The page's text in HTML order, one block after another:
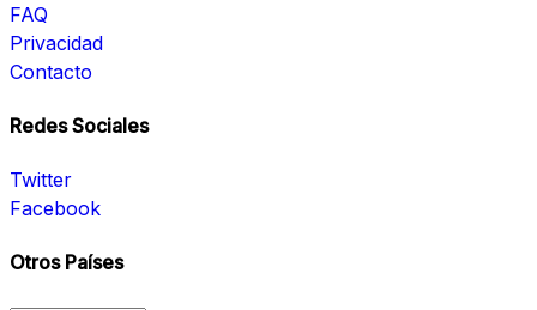
FAQ
Privacidad
Contacto
Redes Sociales
Twitter
Facebook
Otros Países